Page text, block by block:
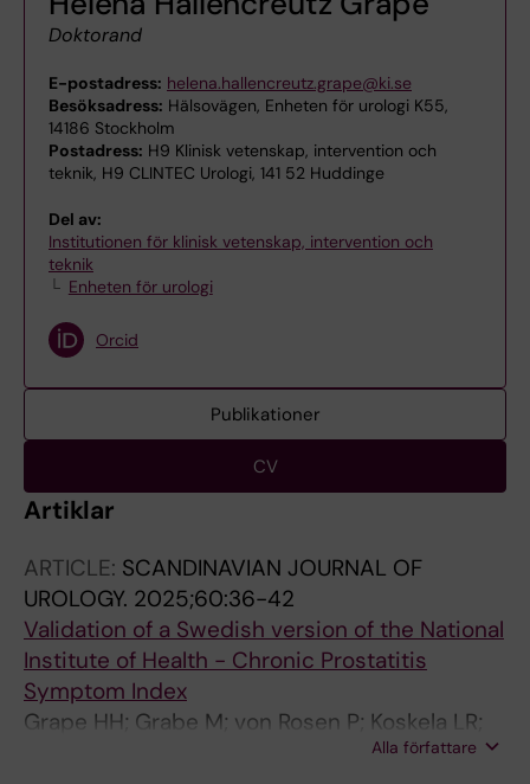
Doktorand
E-postadress: helena.hallencreutz.grape@ki.se
Besöksadress: Hälsovägen, Enheten för urologi K55,
14186 Stockholm
Postadress: H9 Klinisk vetenskap, intervention och
teknik, H9 CLINTEC Urologi, 141 52 Huddinge
Del av:
Institutionen för klinisk vetenskap, intervention och
teknik
Enheten för urologi
Orcid
Publikationer
CV
Artiklar
ARTICLE: SCANDINAVIAN JOURNAL OF
UROLOGY. 2025;60:36-42
Validation of a Swedish version of the National
Institute of Health - Chronic Prostatitis
Symptom Index
Grape HH; Grabe M; von Rosen P; Koskela LR;
Alla författare